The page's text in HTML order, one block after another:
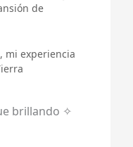
de
mi experiencia
brillando ✧